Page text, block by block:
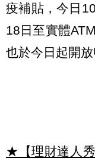
疫補貼，今日
18日至實體
也於今日起開放
★【理財達人